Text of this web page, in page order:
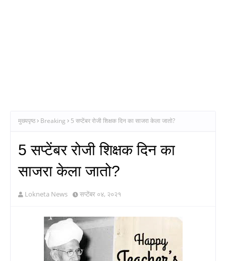
मुख्यपृष्ठ Breaking 5 सप्टेंबर रोजी शिक्षक दिन का साजरा केला जातो?
5 सप्टेंबर रोजी शिक्षक दिन का
साजरा केला जातो?
Lokneta News सप्टेंबर ०४, २०२१